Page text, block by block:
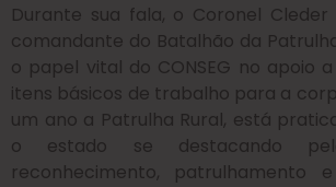
Durante sua fala, o Coronel Cleder
comandante do Batalhão da
o papel vital do CONSEG no apoio
itens básicos de trabalho para a
um ano a Patrulha Rural, está
o estado se destacando
reconhecimento, patrulhamento